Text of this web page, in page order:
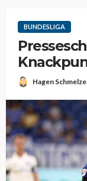
BUNDESLIGA
Hagen